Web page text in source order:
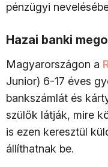
pénzügyi
Hazai banki
Magyarországon a
Junior) 6-17 éves
bankszámlát és
szülők látják, mire
is ezen keresztül
állíthatnak be.